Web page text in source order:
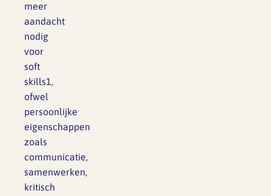
meer
aandacht
nodig
voor
soft
skills1,
ofwel
persoonlijke
eigenschappen
zoals
communicatie,
samenwerken,
kritisch